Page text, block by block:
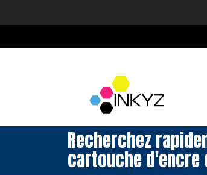
Recherchez
cartouche d'encre